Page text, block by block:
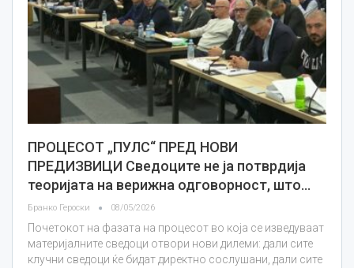
ПРОЦЕСОТ „ПУЛС“ ПРЕД НОВИ
ПРЕДИЗВИЦИ Сведоците не ја потврдија
теоријата на верижна одговорност, што…
Бранко Героски 08/05/2026
Почетокот на фазата на процесот во која се изведуваат
материјалните сведоци отвори нови дилеми: дали сите
клучни сведоци ќе бидат директно сослушани, дали сите